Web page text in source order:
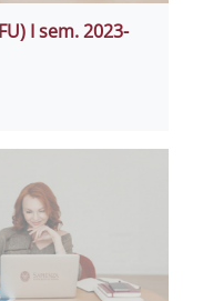
I sem. 2023-